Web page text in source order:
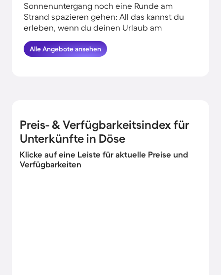
Sonnenuntergang noch eine Runde am
Strand spazieren gehen: All das kannst du
erleben, wenn du deinen Urlaub am
für dich und deine Familie die besten
Angebote herausgesucht. Buche hier die
Alle Angebote ansehen
Preis- & Verfügbarkeitsindex für
Unterkünfte in Döse
Klicke auf eine Leiste für aktuelle Preise und
Verfügbarkeiten